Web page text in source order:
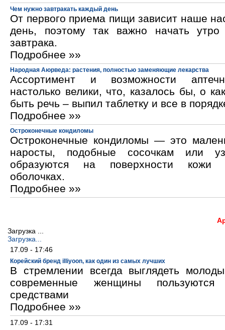
Чем нужно завтракать каждый день
От первого приема пищи зависит наше
день, поэтому так важно начать утро
завтрака.
Подробнее »»
Народная Аюрведа: растения, полностью заменяющие лекарства
Ассортимент и возможности
настолько велики, что, казалось бы, о
быть речь – выпил таблетку и все в
Подробнее »»
Остроконечные кондиломы
Остроконечные кондиломы — это
наросты, подобные сосочкам или
образуются на поверхности кожи
оболочках.
Подробнее »»
Загрузка ...
Загрузка...
17.09 - 17:46
Корейский бренд illiyoon, как один из самых лучших
В стремлении всегда выглядеть
современные женщины пользуются
средствами
Подробнее »»
17.09 - 17:31